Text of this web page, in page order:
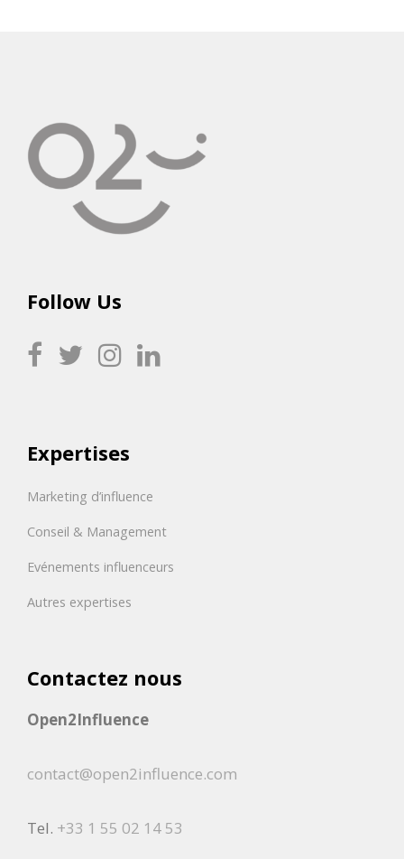
Follow Us
Expertises
Marketing d’influence
Conseil & Management
Evénements influenceurs
Autres expertises
Contactez nous
Open2Influence
contact@open2influence.com
Tel. +33 1 55 02 14 53